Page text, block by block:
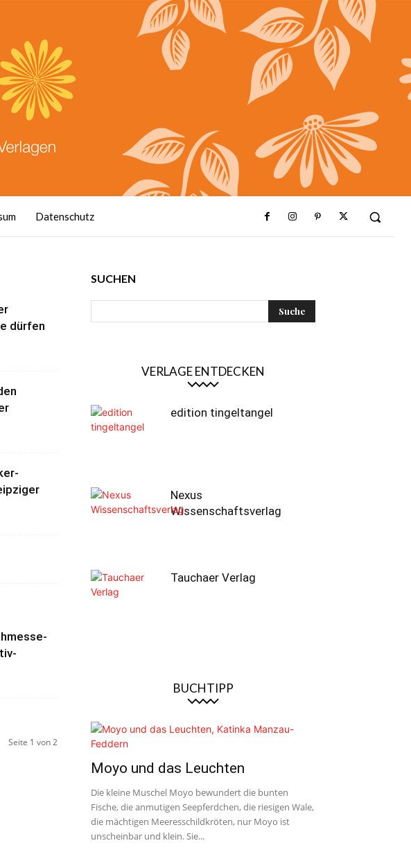
Datenschutz
dürfen
Seite 1 von 2
SUCHEN
VERLAGE ENTDECKEN
edition tingeltangel
Nexus
Wissenschaftsverlag
Tauchaer Verlag
BUCHTIPP
Moyo und das Leuchten
Die kleine Muschel Moyo bewundert die bunten
Fische, die anmutigen Seepferdchen, die riesigen Wale,
die mächtigen Meeresschildkröten, nur Moyo ist
unscheinbar und klein. Sie...